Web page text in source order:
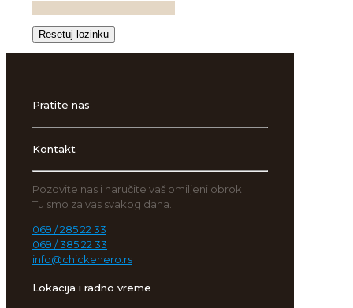
Resetuj lozinku
Pratite nas
Kontakt
Pozovite nas i naručite vaš omiljeni obrok.
Tu smo za vas svakog dana.
069 / 285 22 33
069 / 385 22 33
info@chickenero.rs
Lokacija i radno vreme